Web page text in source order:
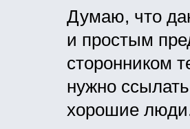
Думаю, что
и простым
сторонником
нужно
хорошие